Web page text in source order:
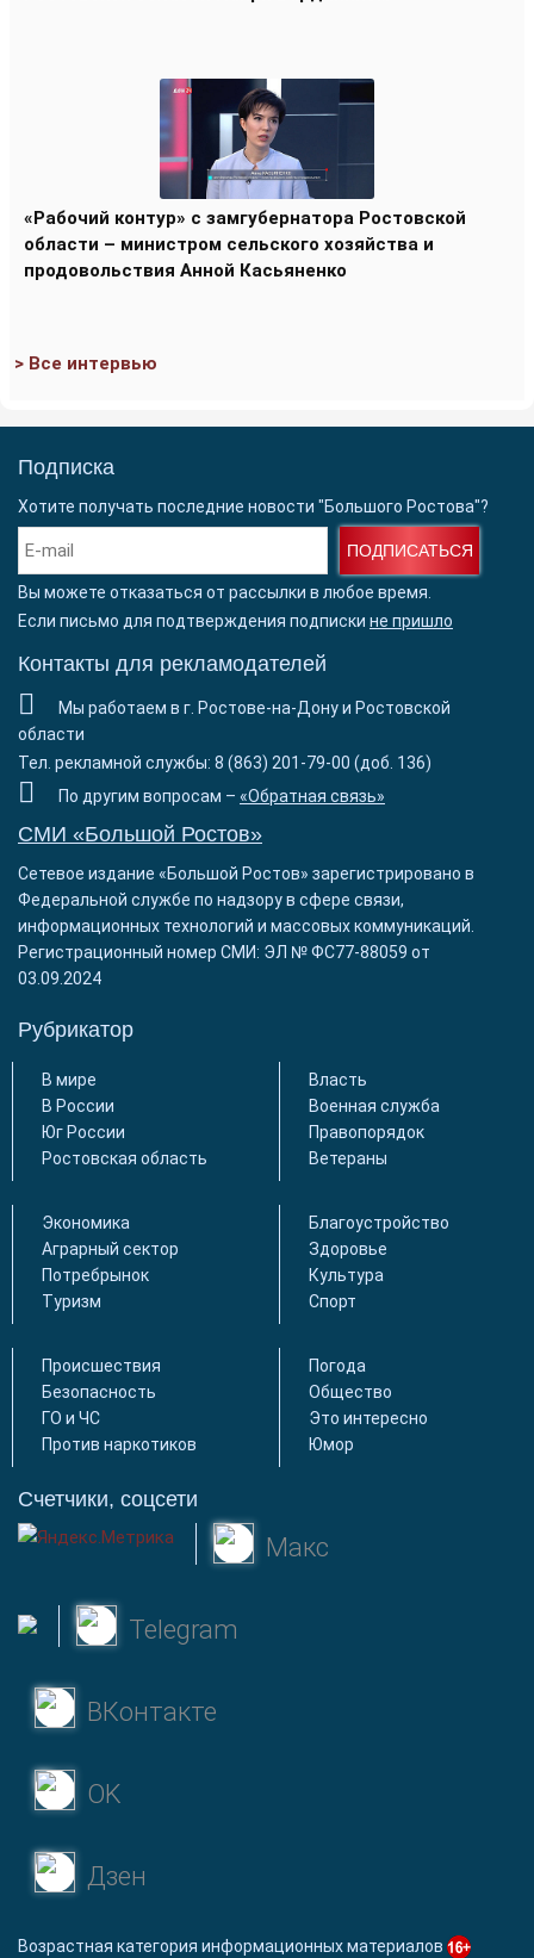
«Рабочий контур» с замгубернатора Ростовской
области – министром сельского хозяйства и
продовольствия Анной Касьяненко
> Все интервью
Подписка
Хотите получать последние новости "Большого Ростова"?
ПОДПИСАТЬСЯ
Вы можете отказаться от рассылки в любое время.
Если письмо для подтверждения подписки не пришло
Контакты для рекламодателей
Мы работаем в г. Ростове-на-Дону и Ростовской
области
Тел. рекламной службы: 8 (863) 201-79-00 (доб. 136)
По другим вопросам – «Обратная связь»
СМИ «Большой Ростов»
Сетевое издание «Большой Ростов» зарегистрировано в
Федеральной службе по надзору в сфере связи,
информационных технологий и массовых коммуникаций.
Регистрационный номер СМИ: ЭЛ № ФС77-88059 от
03.09.2024
Рубрикатор
В мире
В России
Юг России
Ростовская область
Власть
Военная служба
Правопорядок
Ветераны
Экономика
Аграрный сектор
Потребрынок
Туризм
Благоустройство
Здоровье
Культура
Спорт
Происшествия
Безопасность
ГО и ЧС
Против наркотиков
Погода
Общество
Это интересно
Юмор
Счетчики, соцсети
Макс
Telegram
ВКонтакте
OK
Дзен
Возрастная категория информационных материалов